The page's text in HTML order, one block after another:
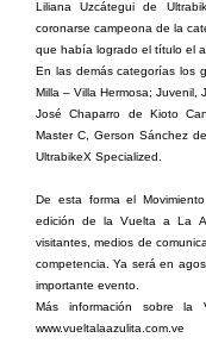
Liliana Uzcátegui de
coronarse campeona de la
que había logrado el título el
En las demás categorías los
Milla – Villa Hermosa; Juvenil,
José Chaparro de Kioto
Master C, Gerson Sánchez
UltrabikeX Specialized.
De esta forma el
edición de la Vuelta a La
visitantes, medios de
competencia. Ya será en
importante evento.
Más información sobre
www.vueltalaazulita.com.ve